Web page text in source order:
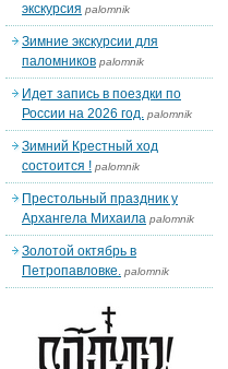
экскурсия palomnik
Зимние экскурсии для
паломников palomnik
Идет запись в поездки по
России на 2026 год. palomnik
Зимний Крестный ход
состоится ! palomnik
Престольный праздник у
Архангела Михаила palomnik
Золотой октябрь в
Петропавловке. palomnik